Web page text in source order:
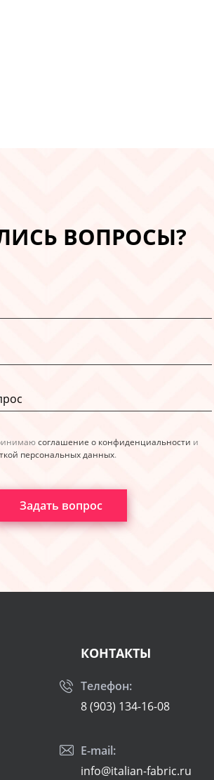
ВОПРОСЫ?
соглашение о конфиденциальности и
персональных данных.
Задать вопрос
КОНТАКТЫ
Телефон:
8 (903) 134-16-08
E-mail:
info@italian-fabric.ru